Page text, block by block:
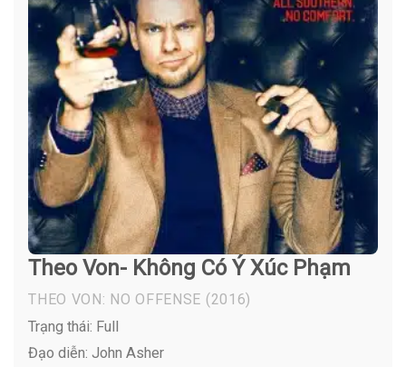
Theo Von- Không Có Ý Xúc Phạm
THEO VON: NO OFFENSE (2016)
Trạng thái: Full
Đạo diễn: John Asher